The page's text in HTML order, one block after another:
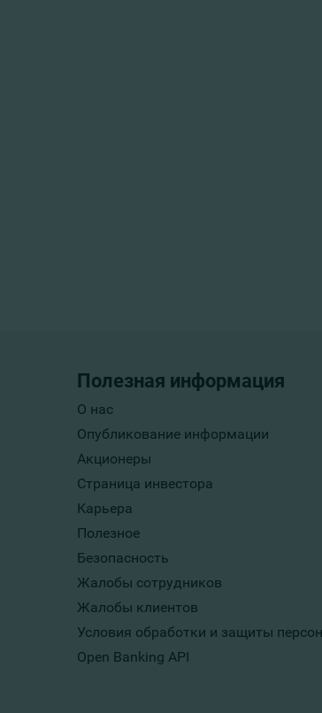
Полезная информация
О нас
Опубликование информации
Акционеры
Страница инвестора
Карьера
Полезное
Безопасность
Жалобы сотрудников
Жалобы клиентов
Условия обработки и защиты
Open Banking API